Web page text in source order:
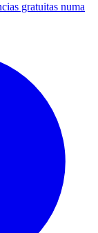
gratuitas numa